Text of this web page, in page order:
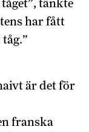
tänkte
har fått
är det för
franska